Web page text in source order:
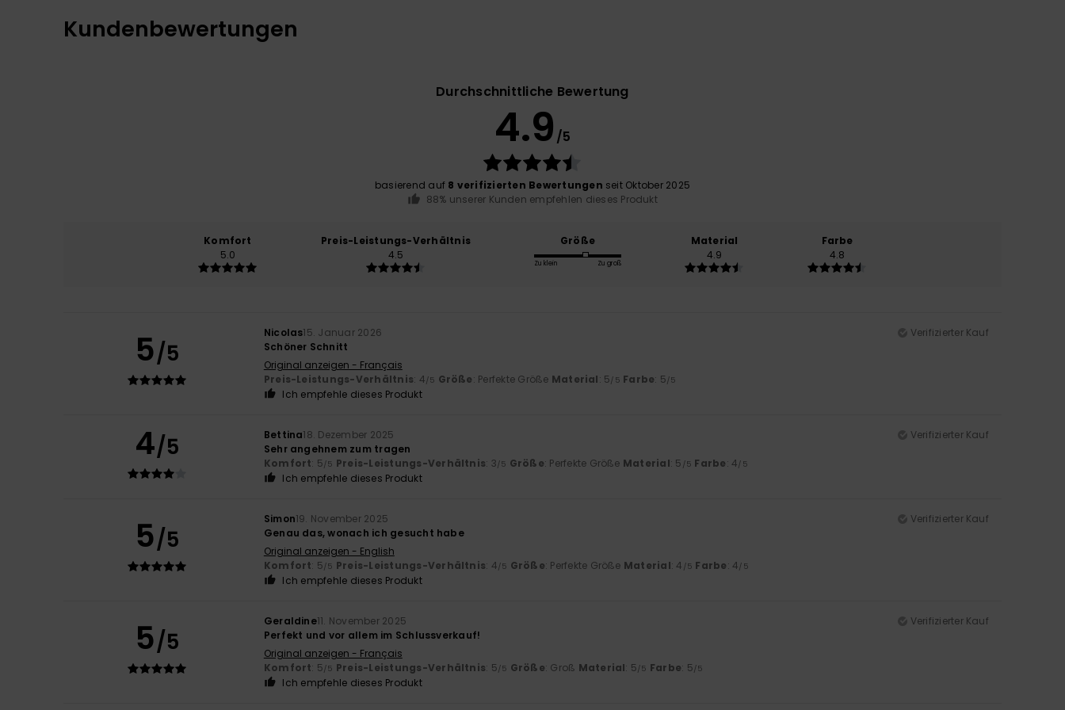
Kundenbewertungen
Durchschnittliche Bewertung
4.9 /5
basierend auf 8 verifizierten Bewertungen seit Oktober 2025
88% unserer Kunden empfehlen dieses Produkt
Komfort
5.0
Preis-Leistungs-Verhältnis
4.5
Größe
Zu klein Zu groß
Material
4.9
Farbe
4.8
5/5
Nicolas15. Januar 2026
Verifizierter Kauf
Schöner Schnitt
Original anzeigen - Français
Preis-Leistungs-Verhältnis: 4/5 Größe: Perfekte Größe Material: 5/5 Farbe: 5/5
Ich empfehle dieses Produkt
4/5 Bettina18. Dezember 2025
Verifizierter Kauf
Sehr angehnem zum tragen
Komfort: 5/5 Preis-Leistungs-Verhältnis: 3/5 Größe: Perfekte Größe Material: 5 /5 Farbe: 4/5
Ich empfehle dieses Produkt
5/5
Simon19. November 2025
Verifizierter Kauf
Genau das, wonach ich gesucht habe
Original anzeigen - English
Komfort: 5/5 Preis-Leistungs-Verhältnis: 4/5 Größe: Perfekte Größe Material: 4 /5 Farbe: 4/5
Ich empfehle dieses Produkt
5/5
Geraldine11. November 2025
Verifizierter Kauf
Perfekt und vor allem im Schlussverkauf!
Original anzeigen - Français
Komfort: 5/5 Preis-Leistungs-Verhältnis: 5/5 Größe: Groß Material: 5/5 Farbe: 5/5
Ich empfehle dieses Produkt